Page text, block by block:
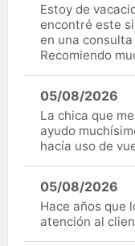
Estoy de
encontré este
en una
Recomiendo
05/08/2026
La chica que
ayudo
hacía uso de
05/08/2026
Hace años que
atención al